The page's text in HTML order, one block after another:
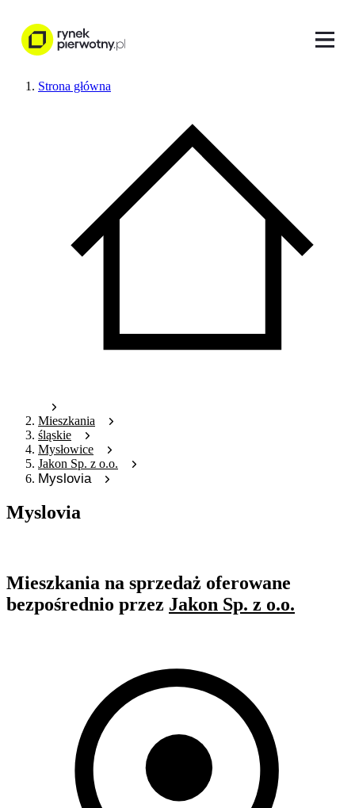
Strona główna
Mieszkania
śląskie
Mysłowice
Jakon Sp. z o.o.
Myslovia
Myslovia
Mieszkania na sprzedaż oferowane
bezpośrednio przez Jakon Sp. z o.o.